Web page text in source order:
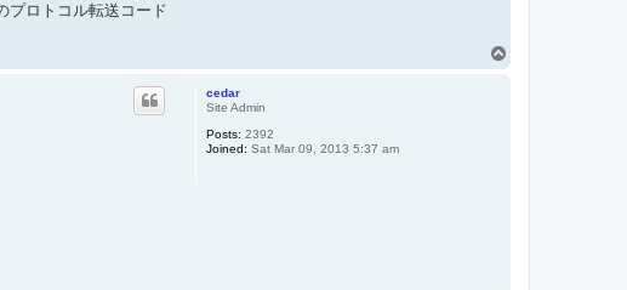
プロトコル転送コード
cedar
Site Admin
Posts: 2392
Joined: Sat Mar 09, 2013 5:37 am